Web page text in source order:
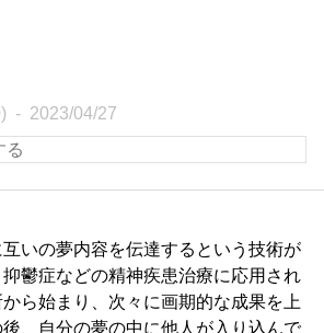
2023/04/27
いの夢内容を伝達するという技術が
抑鬱症などの精神疾患治療に応用され
ら始まり、次々に画期的な成果を上
、自分の夢の中に他人が入り込んで